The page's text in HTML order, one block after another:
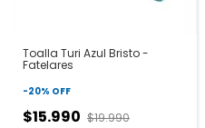
Toalla Turi Azul Bristo -
Fatelares
-20% OFF
$15.990 $19.990